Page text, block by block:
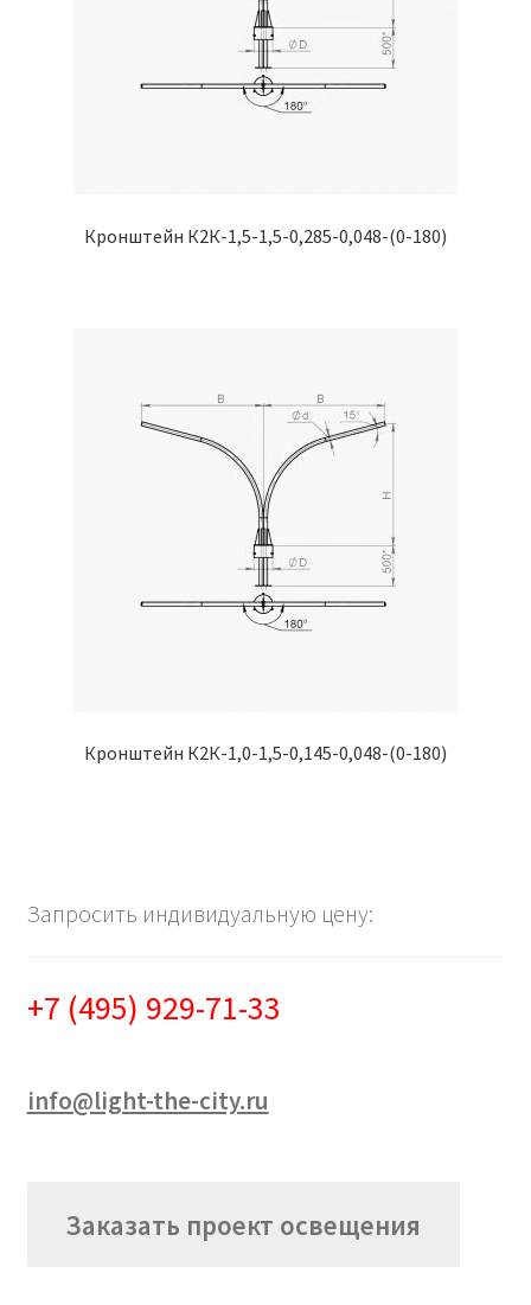
Кронштейн К2К-1,5-1,5-0,285-0,048-(0-180)
Кронштейн К2К-1,0-1,5-0,145-0,048-(0-180)
Запросить индивидуальную цену:
+7 (495) 929-71-33
info@light-the-city.ru
Заказать проект освещения